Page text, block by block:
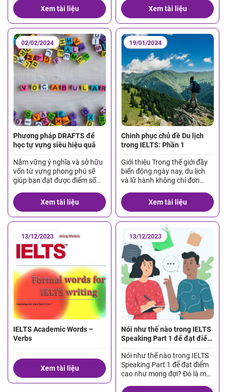
Part 2 Speaking.
Xem tài liệu phương pháp 5W1H.
Xem tài liệu
Phương pháp DRAFTS để
học tự vựng siêu hiệu quả
Nắm vững ý nghĩa và sở hữu
vốn từ vựng phong phú sẽ
giúp bạn đạt được điểm số
phục cuộc thi IELTS.
02/02/2024
Xem tài liệu
Chinh phục chủ đề Du lịch
trong IELTS: Phần 1
Giới thiệu Trong thế giới đầy
biến động ngày nay, du lịch
và lữ hành không chỉ đơn
giải trí, mà còn là những cánh
cửa mở ra trải nghiệm mới
mẻ, đa dạng văn hóa và mở
mang tầm mắt. Bài viết này
sẽ đưa bạn đến với những […]
19/01/2024
Xem tài liệu
IELTS Academic Words –
Verbs
13/12/2023
Xem tài liệu
Nói như thế nào trong IELTS
Speaking Part 1 để đạt điểm
cao?
Nói như thế nào trong IELTS
Speaking Part 1 để đạt điểm
cao như mong đợi? Đó là một
13/12/2023